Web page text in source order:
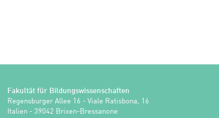
Fakultät für Bildungswissenschaften
Regensburger Allee 16 - Viale Ratisbona, 16
Italien - 39042 Brixen-Bressanone